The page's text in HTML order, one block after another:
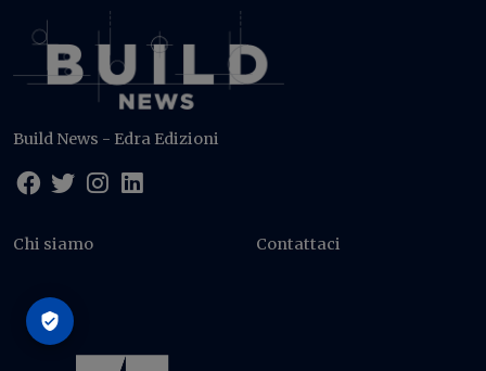
Build News - Edra Edizioni
Chi siamo Contattaci